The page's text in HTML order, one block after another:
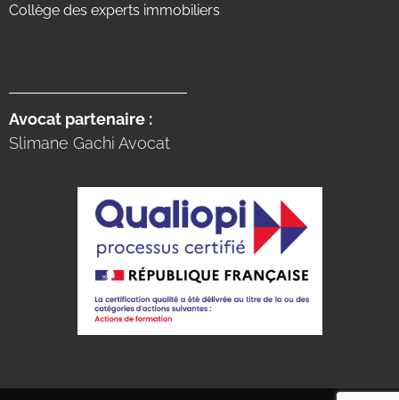
Collège des experts immobiliers
Avocat partenaire :
Slimane Gachi Avocat